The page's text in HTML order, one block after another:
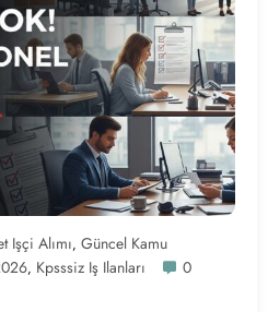
Işçi Alımı, Güncel Kamu
, Kpsssiz Iş Ilanları
0